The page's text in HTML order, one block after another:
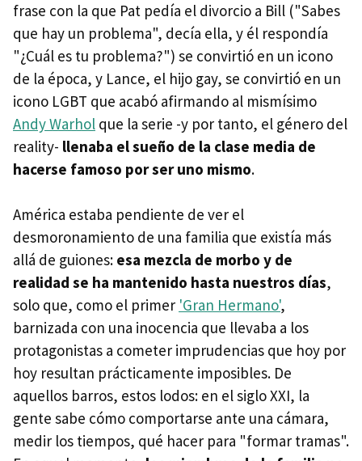
frase con la que Pat pedía el divorcio a Bill ("Sabes
que hay un problema", decía ella, y él respondía
"¿Cuál es tu problema?") se convirtió en un icono
de la época, y Lance, el hijo gay, se convirtió en un
icono LGBT que acabó afirmando al mismísimo
Andy Warhol que la serie -y por tanto, el género del
reality- llenaba el sueño de la clase media de
hacerse famoso por ser uno mismo.
América estaba pendiente de ver el
desmoronamiento de una familia que existía más
allá de guiones: esa mezcla de morbo y de
realidad se ha mantenido hasta nuestros días,
solo que, como el primer 'Gran Hermano',
barnizada con una inocencia que llevaba a los
protagonistas a cometer imprudencias que hoy por
hoy resultan prácticamente imposibles. De
aquellos barros, estos lodos: en el siglo XXI, la
gente sabe cómo comportarse ante una cámara,
medir los tiempos, qué hacer para "formar tramas".